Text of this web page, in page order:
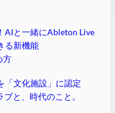
AIと一緒にAbleton Live
る新機能
方
「文化施設」に認定
と、時代のこと。